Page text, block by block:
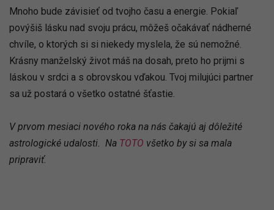
Mnoho bude závisieť od tvojho času a energie. Pokiaľ
povýšiš lásku nad svoju prácu, môžeš očakávať nádherné
chvíle, o ktorých si si niekedy myslela, že sú nemožné.
Krásny manželský život máš na dosah, preto ho prijmi s
láskou v srdci a s obrovskou vďakou. Tvoj milujúci partner
sa už postará o všetko ostatné šťastie.
V prvom mesiaci nového roka na nás čakajú aj dôležité
astrologické udalosti. Na TOTO všetko by si sa mala
pripraviť.